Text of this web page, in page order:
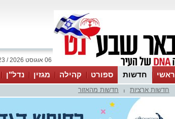
06 אוגוסט 2026 / 08:23
ראשי חדשות ספורט קהילה מגזין נדל"ן
עסקים
טיפים והמלצותחדשות ארציות חדשות מהאזור